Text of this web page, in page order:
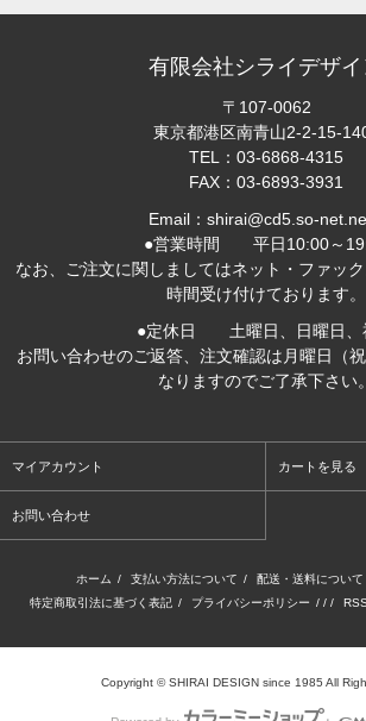
有限会社シライデザイ
〒107-0062
東京都港区南青山2-2-15-
TEL：03-6868-4315
FAX：03-6893-3931
Email：shirai@cd5.so-
●営業時間 平日10:00～
なお、ご注文に関しましてはネット・ファッ
時間受け付けております。
●定休日 土曜日、日曜日、
お問い合わせのご返答、注文確認は月曜日（
なりますのでご了承下さい。
マイアカウント カートを見る
お問い合わせ
ホーム / 支払い方法について / 配送・送料について
特定商取引法に基づく表記 / プライバシーポリシー / / / RSS
Copyright © SHIRAI DESIGN since 1985 All